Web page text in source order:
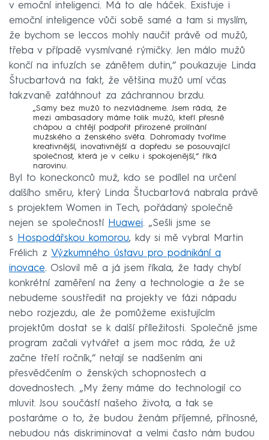
Účast na závěrečném slavnostním ocenění
vyhodnocení programu WIT s partnery a
médiiPR podporu během celého roku – články,
Mentor a inspirace
Setkávání se skvělými lidmi a osobní rozvoj
v emoční inteligenci. Má to ale háček. Existuje i
emoční inteligence vůči sobě samé a tam si myslím,
že bychom se leccos mohly naučit právě od mužů,
třeba v případě vysmívané rýmičky. Jen málo mužů
končí na infuzích se zánětem dutin,“ poukazuje Linda
Štucbartová na fakt, že většina mužů umí včas
takzvaně zatáhnout za záchrannou brzdu.
„Samy bez mužů to nezvládneme. Jsem ráda, že
mezi ambasadory máme tolik mužů, kteří přesně
chápou a chtějí podpořit přirozené prolínání
mužského a ženského světa. Dohromady tvoříme
kreativnější, inovativnější a dopředu se posouvající
společnost, která je v celku i spokojenější,“ říká
narovinu.
Byl to koneckonců muž, kdo se podílel na určení
dalšího směru, který Linda Štucbartová nabrala právě
s projektem Women in Tech, pořádaný společně
nejen se společností Huawei. „Sešli jsme se
s
Hospodářskou komorou, kdy si mě vybral Martin
Frélich z Výzkumného ústavu pro podnikání a
inovace. Oslovil mě a já jsem říkala, že tady chybí
konkrétní zaměření na ženy a technologie a že se
nebudeme soustředit na projekty ve fázi nápadu
nebo rozjezdu, ale že pomůžeme existujícím
projektům dostat se k další příležitosti. Společně jsme
program začali vytvářet a jsem moc ráda, že už
začne třetí ročník,“ netají se nadšením ani
přesvědčením o ženských schopnostech a
dovednostech. „My ženy máme do technologií co
mluvit. Jsou součástí našeho života, a tak se
postaráme o to, že budou ženám příjemné, přínosné,
nebudou nás diskriminovat a velmi často nám budou